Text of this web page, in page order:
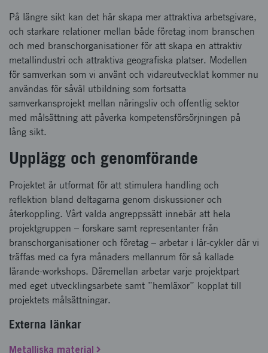
På längre sikt kan det här skapa mer attraktiva arbetsgivare,
och starkare relationer mellan både företag inom branschen
och med branschorganisationer för att skapa en attraktiv
metallindustri och attraktiva geografiska platser. Modellen
för samverkan som vi använt och vidareutvecklat kommer nu
användas för såväl utbildning som fortsatta
samverkansprojekt mellan näringsliv och offentlig sektor
med målsättning att påverka kompetensförsörjningen på
lång sikt.
Upplägg och genomförande
Projektet är utformat för att stimulera handling och
reflektion bland deltagarna genom diskussioner och
återkoppling. Vårt valda angreppssätt innebär att hela
projektgruppen – forskare samt representanter från
branschorganisationer och företag – arbetar i lär-cykler där vi
träffas med ca fyra månaders mellanrum för så kallade
lärande-workshops. Däremellan arbetar varje projektpart
med eget utvecklingsarbete samt ”hemläxor” kopplat till
projektets målsättningar.
Externa länkar
Metalliska material